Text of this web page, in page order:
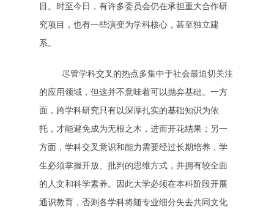
目。时至今日，有许多委员会仍在承担重大合作研
究项目，也有一些演变为学科核心，甚至独立建
系。
尽管学科交叉的热点多集中于社会最迫切关注
的应用领域，但这并不意味着可以抛弃基础。一方
面，跨学科研究只有以深厚扎实的基础知识为依
托，才能避免成为无根之木，进而开花结果；另一
方面，学科交叉意识和能力需要经过长期培养，学
生必须掌握开放、批判的思维方式，并拥有较全面
的人文和科学素养。因此大学必须在本科阶段开展
通识教育，否则各学科将随专业细分失去共同文化